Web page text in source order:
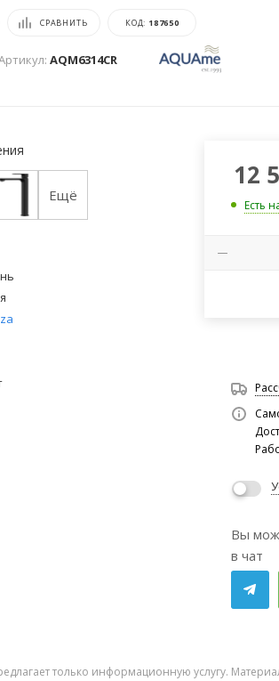
СРАВНИТЬ КОД: 187650
AQM6314CR
Ещё
12
Есть
Вы
в чат
только информационную услугу.